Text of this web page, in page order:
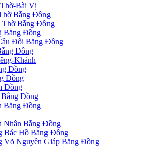
Bài Vị
Bằng Đồng
Thờ Bằng Đồng
Bằng Đồng
Đối Bằng Đồng
Đồng
Khánh
Đồng
Đồng
Đồng
Đồng
Bằng Đồng
Nhân Bằng Đồng
Bác Hồ Bằng Đồng
Võ Nguyên Giáp Bằng Đồng